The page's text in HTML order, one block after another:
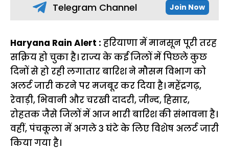
Telegram Channel Join Now
Haryana Rain Alert : हरियाणा में मानसून पूरी तरह
सक्रिय हो चुका है। राज्य के कई जिलों में पिछले कुछ
दिनों से हो रही लगातार बारिश ने मौसम विभाग को
अलर्ट जारी करने पर मजबूर कर दिया है। महेंद्रगढ़,
रेवाड़ी, भिवानी और चरखी दादरी, जीन्द, हिसार,
रोहतक जैसे जिलों में आज भारी बारिश की संभावना है।
वहीं, पंचकूला में अगले 3 घंटे के लिए विशेष अलर्ट जारी
किया गया है।